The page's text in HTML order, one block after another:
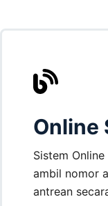
Online
Sistem
ambil nomor
antrean